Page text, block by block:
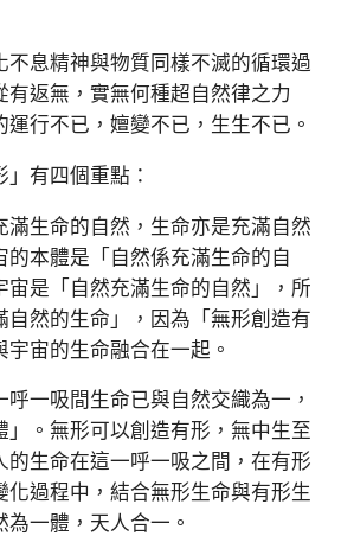
息精神與物質同樣不滅的循環過
有返無，實無何種超自然律之力
行不已，嬗變不已，生生不已。
有四個重點：
生命的自然，生命亦是充滿自然
的本體是「自然係充滿生命的自
宙是「自然充滿生命的自然」，所
自然的生命」，因為「無形創造有
宙的生命融合在一起。
一吸間生命已與自然交織為一，
」。無形可以創造有形，無中生至
的生命在這一呼一吸之間，在有形
化過程中，結合無形生命與有形生
一體，天人合一。